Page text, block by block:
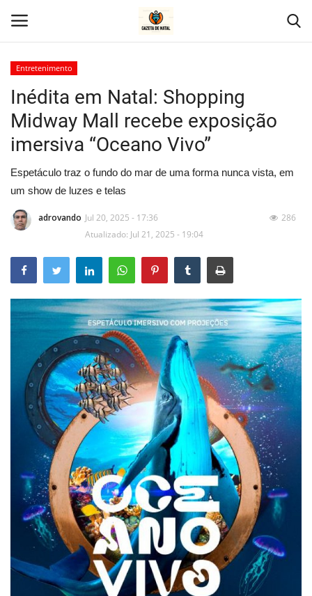
Home
Geral
Politica
Entretenimento
Economia
Esportes
Expediente - Equipe de Jornalismo
Galeria
Geral
Entretenimento
Inédita em Natal: Shopping
Midway Mall recebe exposição
imersiva “Oceano Vivo”
Espetáculo traz o fundo do mar de uma forma nunca vista, em
um show de luzes e telas
adrovando Jul 20, 2025 - 17:36
Atualizado: Jul 21, 2025 - 19:04
286